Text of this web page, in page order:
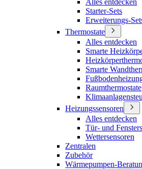
Alles entdecken
Starter-Sets
Erweiterungs-
Thermostate
Alles entdecken
Smarte
Smarte
Raumthermostate
Heizungssensoren
Alles entdecken
Tür- und
Wettersensoren
Zentralen
Zubehör
Wärmepumpen-